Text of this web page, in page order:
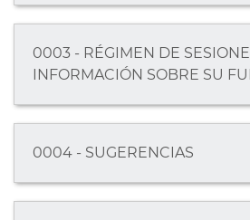
0003 - RÉGIMEN DE
INFORMACIÓN SOBRE SU
0004 - SUGERENCIAS